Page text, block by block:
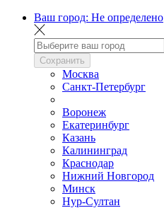
Ваш город: Не определено
Сохранить
Москва
Санкт-Петербург
Воронеж
Екатеринбург
Казань
Калининград
Краснодар
Нижний Новгород
Минск
Нур-Султан